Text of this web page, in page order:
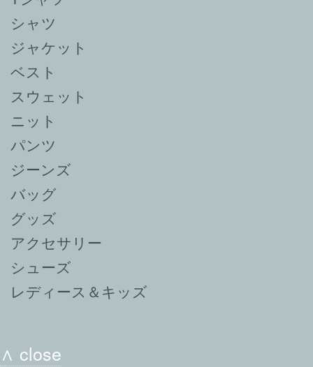
シャツ
ジャケット
ベスト
スウェット
ニット
パンツ
ジーンズ
バッグ
グッズ
アクセサリー
シューズ
レディース＆キッズ
∧ close